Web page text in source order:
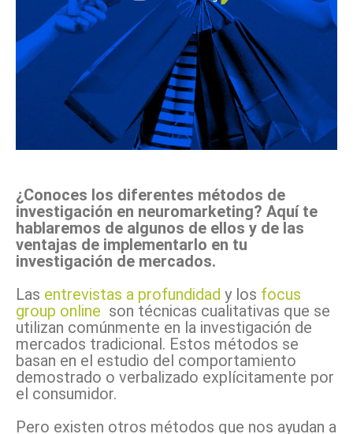
¿Conoces los diferentes métodos de
investigación en neuromarketing? Aquí te
hablaremos de algunos de ellos y de las
ventajas de implementarlo en tu
investigación de mercados.
Las entrevistas a profundidad y los focus
group online son técnicas cualitativas que se
utilizan comúnmente en la investigación de
mercados tradicional. Estos métodos se
basan en el estudio del comportamiento
demostrado o verbalizado explícitamente por
el consumidor.
Pero existen otros métodos que nos ayudan a